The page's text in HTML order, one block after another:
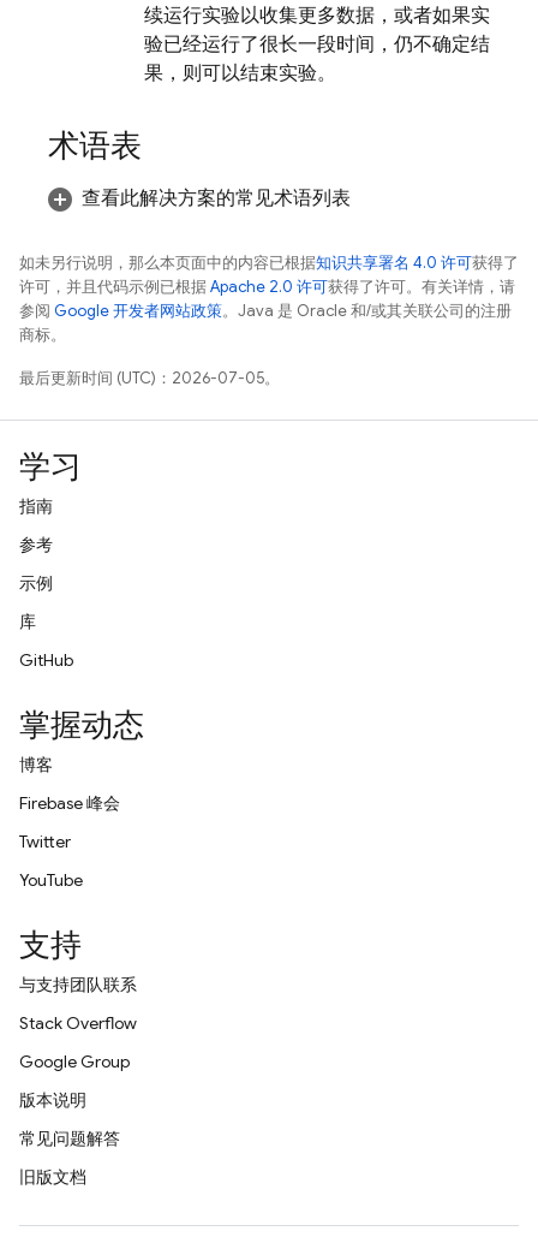
续运行实验以收集更多数据，或者如果实
验已经运行了很长一段时间，仍不确定结
果，则可以结束实验。
术语表
查看此解决方案的常见术语列表
如未另行说明，那么本页面中的内容已根据知识共享署名 4.0 许可获得了
许可，并且代码示例已根据Apache 2.0 许可获得了许可。有关详情，请
参阅 Google 开发者网站政策。Java 是 Oracle 和/或其关联公司的注册
商标。
最后更新时间 (UTC)：2026-07-05。
学习
指南
参考
示例
库
GitHub
掌握动态
博客
Firebase 峰会
Twitter
YouTube
支持
与支持团队联系
Stack Overflow
Google Group
版本说明
常见问题解答
旧版文档